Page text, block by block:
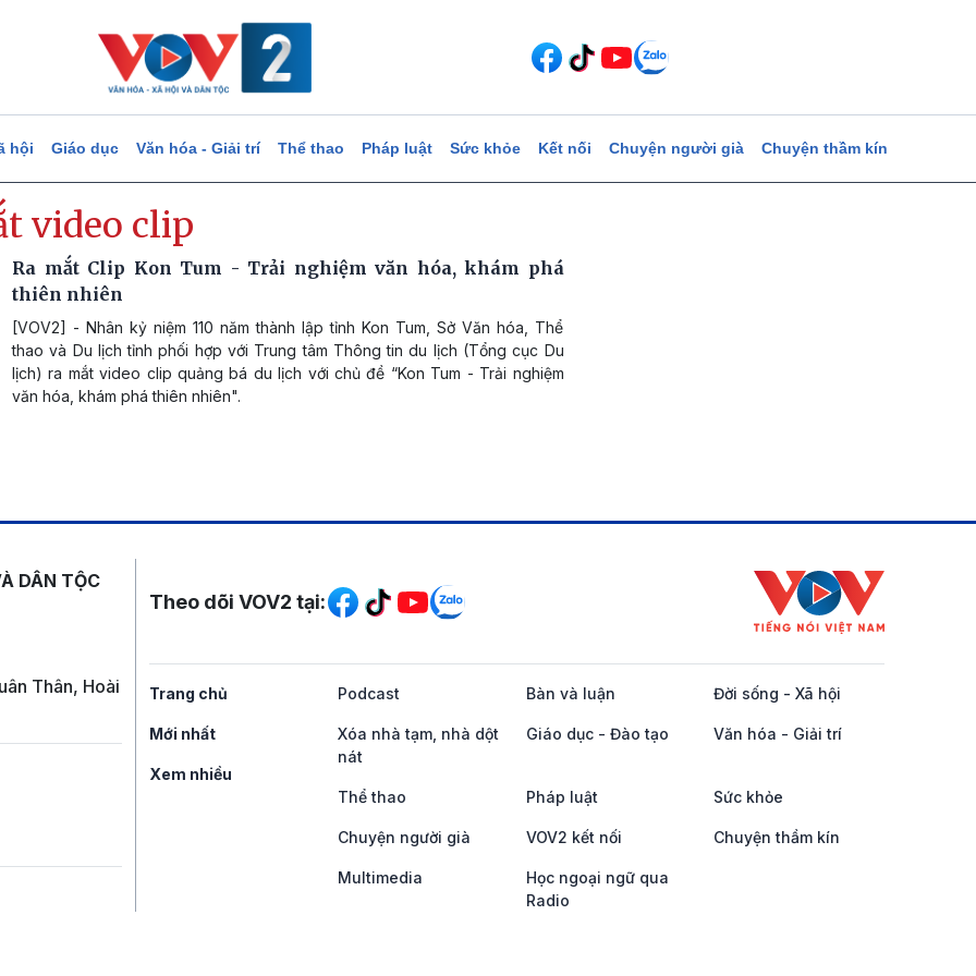
hội Giáo dục Văn hóa - Giải trí Thể thao Pháp luật Sức khỏe Kết nối Chuyện người già Chuyện thầm kín
video clip
Ra mắt Clip Kon Tum - Trải nghiệm văn hóa, khám phá
thiên nhiên
[VOV2] - Nhân kỷ niệm 110 năm thành lập tỉnh Kon Tum, Sở Văn hóa, Thể
thao và Du lịch tỉnh phối hợp với Trung tâm Thông tin du lịch (Tổng cục Du
lịch) ra mắt video clip quảng bá du lịch với chủ đề “Kon Tum - Trải nghiệm
văn hóa, khám phá thiên nhiên".
DÂN TỘC
Thân, Hoài
Mạng xã hội
Theo dõi VOV2 tại:
Trang chủ
Mới nhất
Xem nhiều
Podcast Bàn và luận Đời sống - Xã hội
Xóa nhà tạm, nhà dột
nát
Giáo dục - Đào tạo Văn hóa - Giải trí
Thể thao Pháp luật Sức khỏe
Chuyện người già VOV2 kết nối Chuyện thầm kín
Multimedia
Học ngoại ngữ qua
Radio